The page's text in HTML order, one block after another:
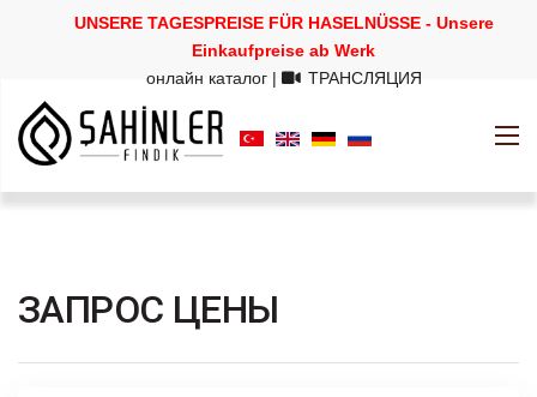
UNSERE TAGESPREISE FÜR HASELNÜSSE - Unsere
Einkaufpreise ab Werk
онлайн каталог | ТРАНСЛЯЦИЯ
ЗАПРОС ЦЕНЫ